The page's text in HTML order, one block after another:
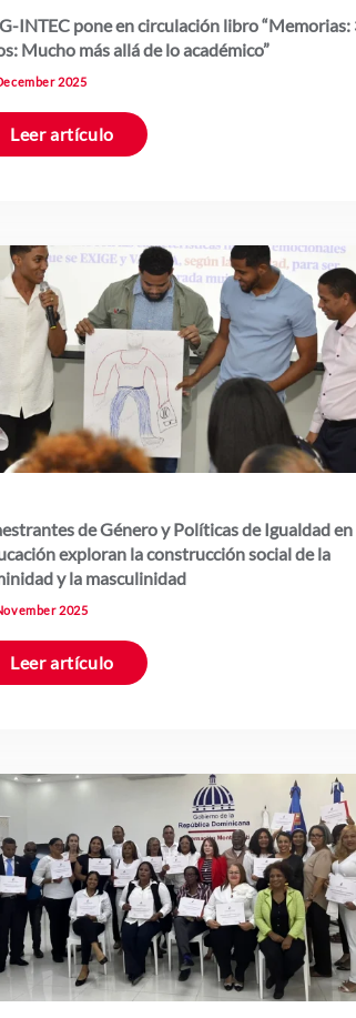
INTEC pone en circulación libro “Memorias:
Mucho más allá de lo académico”
2025
Leer artículo
de Género y Políticas de Igualdad en
exploran la construcción social de la
y la masculinidad
2025
Leer artículo